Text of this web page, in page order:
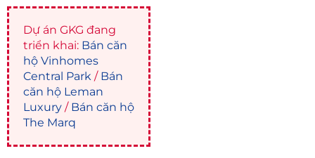
Dự án GKG đang
triển khai: Bán căn
hộ Vinhomes
Central Park / Bán
căn hộ Leman
Luxury / Bán căn hộ
The Marq